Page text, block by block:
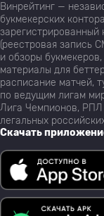
Винрейтинг —
букмекерских
(реестровая запись
и обзоры
материалы для
расписание матчей,
по ведущим лигам
Лига Чемпионов, РПЛ
легальных
Скачать